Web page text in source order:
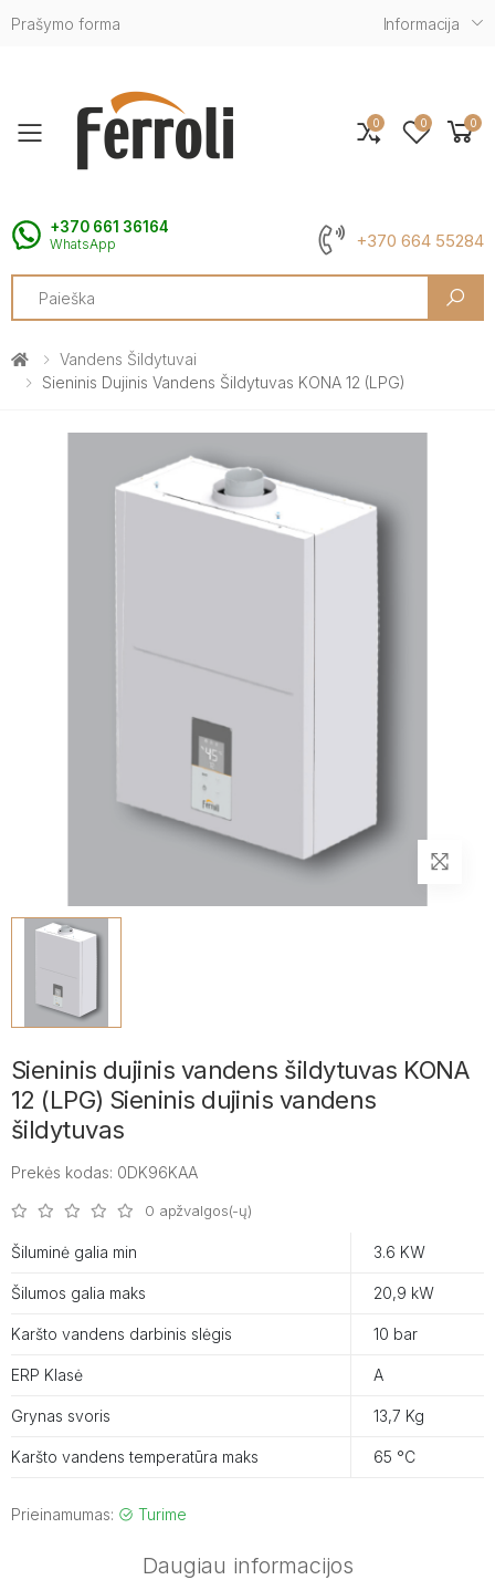
Prašymo forma Informacija
Toggle mobile menu
+370 661 36164
WhatsApp +370 664 55284
Search
0 0 0
Vandens Šildytuvai
Sieninis Dujinis Vandens Šildytuvas KONA 12 (LPG)
Sieninis dujinis vandens šildytuvas KONA
12 (LPG) Sieninis dujinis vandens
šildytuvas
Prekės kodas: 0DK96KAA
0 apžvalgos(-ų)
Šiluminė galia min 3.6 KW
Šilumos galia maks 20,9 kW
Karšto vandens darbinis slėgis 10 bar
ERP Klasė A
Grynas svoris 13,7 Kg
Karšto vandens temperatūra maks 65 °C
Prieinamumas: Turime
Daugiau informacijos